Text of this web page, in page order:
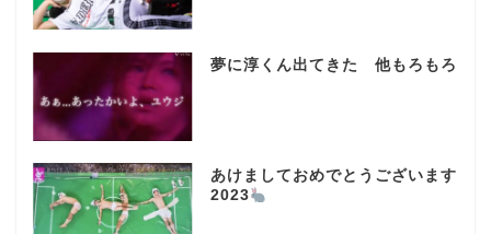
夢に淳くん出てきた 他もろもろ
あけましておめでとうございます
2023